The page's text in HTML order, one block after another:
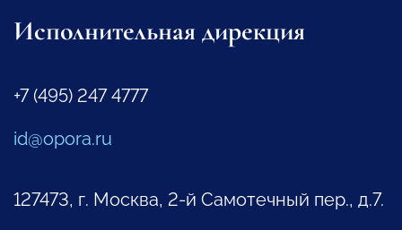
Исполнительная дирекция
+7 (495) 247 4777
id@opora.ru
127473, г. Москва, 2-й Самотечный пер., д.7.